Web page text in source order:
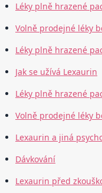
Léky plně hrazené
Volně prodejné léky
Léky plně hrazené
Jak se užívá Lexaurin
Léky plně hrazené
Volně prodejné léky
Lexaurin a jiná
Dávkování
Lexaurin před